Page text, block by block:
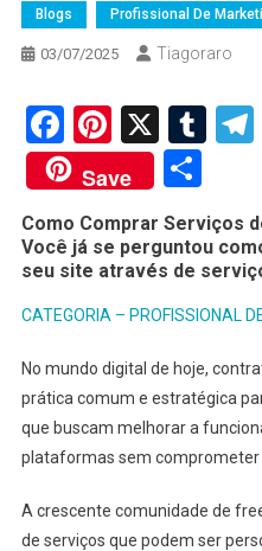
Blogs Profissional De
03/07/2025 Tiagoraro
Facebook
Pinterest
X
Save
Como Comprar Serviços
Você já se perguntou
seu site através de
CATEGORIA – PROFISSIONAL
No mundo digital de hoje,
prática comum e estratégica
que buscam melhorar a
plataformas sem comprometer
A crescente comunidade de
de serviços que podem ser